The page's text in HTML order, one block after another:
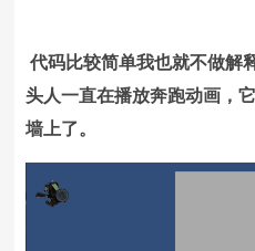
代码比较简单我也就不做解
头人一直在播放奔跑动画，
墙上了。